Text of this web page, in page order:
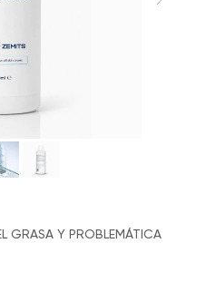
GRASA Y PROBLEMÁTICA